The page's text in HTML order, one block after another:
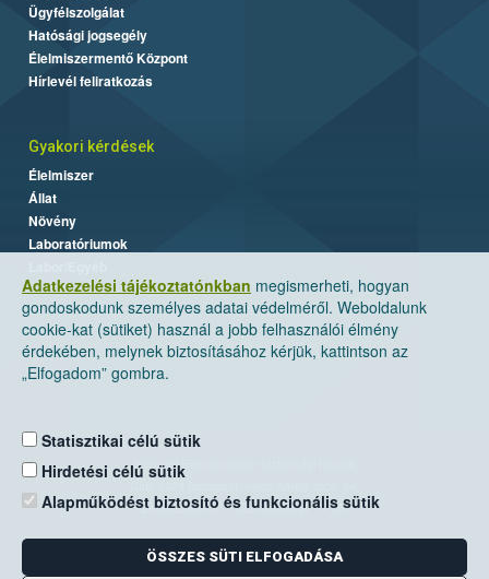
Adatkezelési tájékoztatónkban megismerheti, hogyan
gondoskodunk személyes adatai védelméről. Weboldalunk
cookie-kat (sütiket) használ a jobb felhasználói élmény
érdekében, melynek biztosításához kérjük, kattintson az
„Elfogadom” gombra.
Statisztikai célú sütik
Hirdetési célú sütik
Alapműködést biztosító és funkcionális sütik
ÖSSZES SÜTI ELFOGADÁSA
Ügyfélszolgálat
Hatósági jogsegély
Élelmiszermentő Központ
Hírlevél feliratkozás
Gyakori kérdések
Élelmiszer
Állat
Növény
Laboratóriumok
Nemzeti Élelmiszerlánc-biztonsági Hivatal
Levelezési cím: 1525 Budapest. Pf. 30.
E-mail:ugyfelszolgalat@nebih.gov.hu